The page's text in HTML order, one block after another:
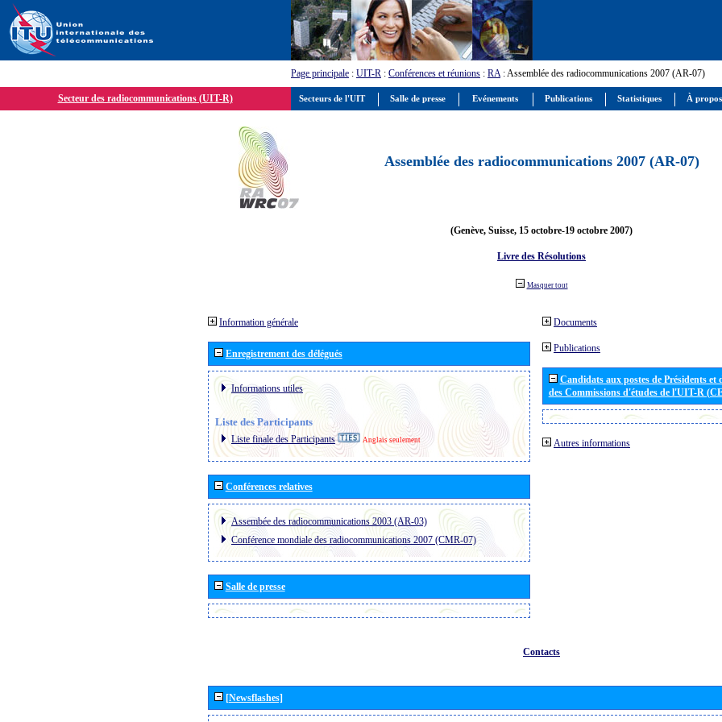
Page principale : UIT-R : Conférences et réunions : RA: Assemblée des radiocommunications 2007 (AR-07)
Secteur des radiocommunications (UIT-R)
Assemblée des radiocommunications 2007 (AR-07)
(Genève, Suisse, 15 octobre-19 octobre 2007)
Livre des Résolutions
Masquer tout
Information générale
Enregistrement des délégués
Informations utiles
Liste des Participants
Liste finale des Participants Anglais seulement
Conférences relatives
Assembée des radiocommunications 2003 (AR-03)
Conférence mondiale des radiocommunications 2007 (CMR-07)
Salle de presse
Documents
Publications
Candidats aux postes de Présidents et
des Commissions d'études de l'UIT-R
Autres informations
Contacts
[Newsflashes]
Secteurs de l'UIT Salle de presse Evénements Publications Statistiques À